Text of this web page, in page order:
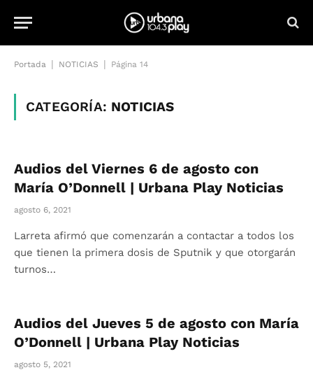
Portada NOTICIAS Página 14
CATEGORÍA: NOTICIAS
Audios del Viernes 6 de agosto con
María O’Donnell | Urbana Play Noticias
agosto 6, 2021
Larreta afirmó que comenzarán a contactar a todos los
que tienen la primera dosis de Sputnik y que otorgarán
turnos…
Audios del Jueves 5 de agosto con María
O’Donnell | Urbana Play Noticias
agosto 5, 2021